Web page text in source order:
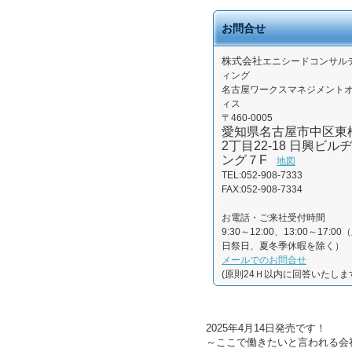
お問合せ
株式会社エニシードコンサル
ィング
名古屋ワークスマネジメント
ィス
〒460-0005
愛知県名古屋市中区東
2丁目22-18 日興ビルヂ
ング７F
地図
TEL:052-908-7333
FAX:052-908-7334
お電話・ご来社受付時間
9:30～12:00、13:00～17:00（
日祭日、夏冬季休暇を除く）
メールでのお問合せ
(原則24Ｈ以内に回答いたしま
2025年4月14日発売です！
～ここで働きたいと言われる会